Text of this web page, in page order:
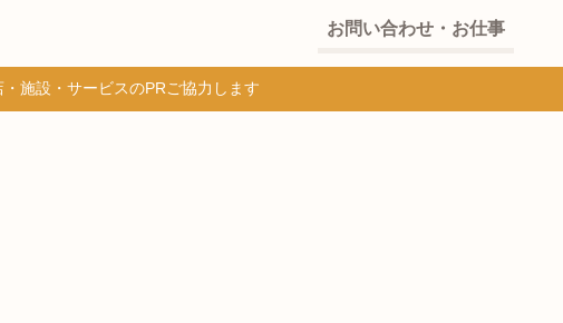
お問い合わせ・お仕事
施設・サービスのPRご協力します